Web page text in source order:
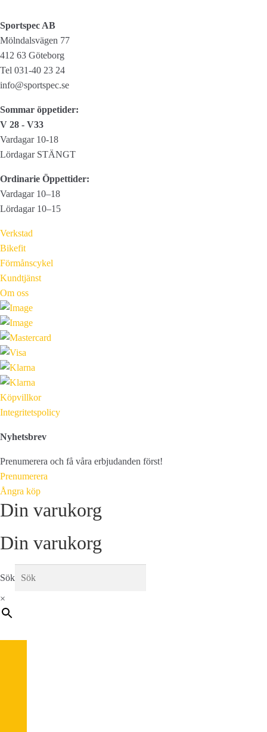
11
mängd
Sportspec AB
Mölndalsvägen 77
412 63 Göteborg
Tel 031-40 23 24
info@sportspec.se
Sommar öppetider:
V 28 - V33
Vardagar 10-18
Lördagar STÄNGT
Ordinarie Öppettider:
Vardagar 10–18
Lördagar 10–15
Verkstad
Bikefit
Förmånscykel
Kundtjänst
Om oss
Köpvillkor
Integritetspolicy
Nyhetsbrev
Prenumerera och få våra erbjudanden först!
Prenumerera
Ångra köp
Din varukorg
Din varukorg
Sök
×